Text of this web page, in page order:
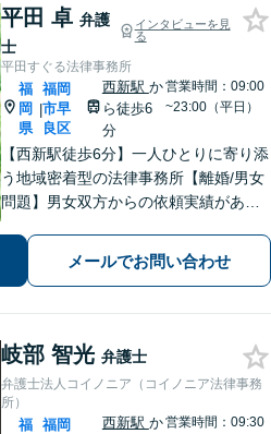
平田 卓 弁護
士
インタビューを見
る
平田すぐる法律事務所
福
岡
県
|
福岡
市早
良区
西新駅 か
ら徒歩6
分
営業時間：09:00
~23:00（平日）
【西新駅徒歩6分】一人ひとりに寄り添
う地域密着型の法律事務所【離婚/男女
問題】男女双方からの依頼実績があり
せんか？第3者の目線から、さまざまな
解決方法や選択肢の提示をいたします
メールでお問い合わせ
岐部 智光 弁護士
弁護士法人コイノニア（コイノニア法律事務
所）
福
福岡
西新駅 か営業時間：09:30